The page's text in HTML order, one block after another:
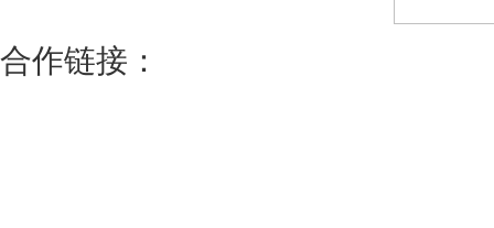
合作链接：